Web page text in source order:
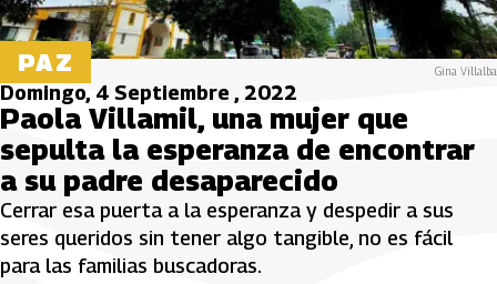
PAZ Gina Villalba
Domingo, 4 Septiembre , 2022
Paola Villamil, una mujer que
sepulta la esperanza de encontrar
a su padre desaparecido
Cerrar esa puerta a la esperanza y despedir a sus
seres queridos sin tener algo tangible, no es fácil
para las familias buscadoras.